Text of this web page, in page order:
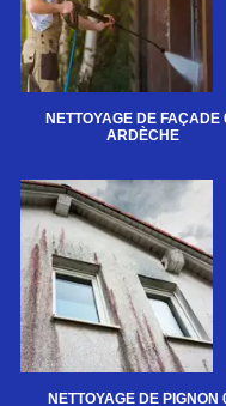
NETTOYAGE DE FAÇADE
ARDÈCHE
NETTOYAGE DE PIGNON